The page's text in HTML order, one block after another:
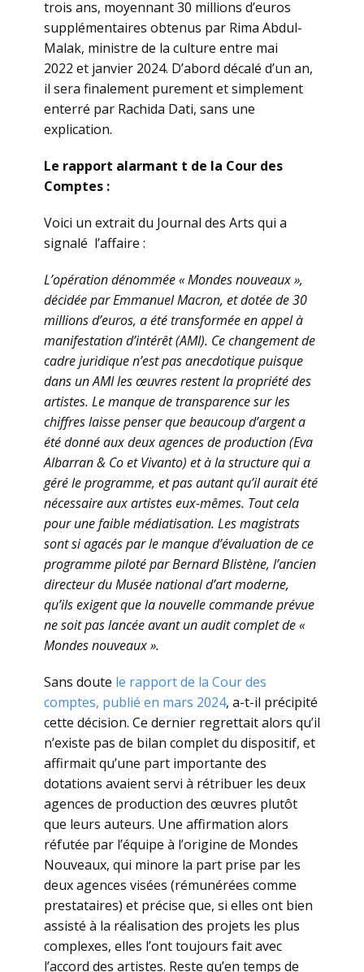
trois ans, moyennant 30 millions d’euros
supplémentaires obtenus par Rima Abdul-
Malak, ministre de la culture entre mai
2022 et janvier 2024. D’abord décalé d’un an,
il sera finalement purement et simplement
enterré par Rachida Dati, sans une
explication.
Le rapport alarmant t de la Cour des
Comptes :
Voici un extrait du Journal des Arts qui a
signalé l’affaire :
L’opération dénommée « Mondes nouveaux »,
décidée par Emmanuel Macron, et dotée de 30
millions d’euros, a été transformée en appel à
manifestation d’intérêt (AMI). Ce changement de
cadre juridique n’est pas anecdotique puisque
dans un AMI les œuvres restent la propriété des
artistes. Le manque de transparence sur les
chiffres laisse penser que beaucoup d’argent a
été donné aux deux agences de production (Eva
Albarran & Co et Vivanto) et à la structure qui a
géré le programme, et pas autant qu’il aurait été
nécessaire aux artistes eux-mêmes. Tout cela
pour une faible médiatisation. Les magistrats
sont si agacés par le manque d’évaluation de ce
programme piloté par Bernard Blistène, l’ancien
directeur du Musée national d’art moderne,
qu’ils exigent que la nouvelle commande prévue
ne soit pas lancée avant un audit complet de «
Mondes nouveaux ».
Sans doute le rapport de la Cour des
comptes, publié en mars 2024, a-t-il précipité
cette décision. Ce dernier regrettait alors qu’il
n’existe pas de bilan complet du dispositif, et
affirmait qu’une part importante des
dotations avaient servi à rétribuer les deux
agences de production des œuvres plutôt
que leurs auteurs. Une affirmation alors
réfutée par l’équipe à l’origine de Mondes
Nouveaux, qui minore la part prise par les
deux agences visées (rémunérées comme
prestataires) et précise que, si elles ont bien
assisté à la réalisation des projets les plus
complexes, elles l’ont toujours fait avec
l’accord des artistes. Reste qu’en temps de